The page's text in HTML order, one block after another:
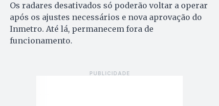
Os radares desativados só poderão voltar a operar
após os ajustes necessários e nova aprovação do
Inmetro. Até lá, permanecem fora de
funcionamento.